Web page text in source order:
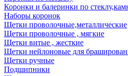
Коронки и балеринки по
Наборы коронок
Щетки проволочные,металлические
Щетки проволочные , мягкие
Щетки витые , жесткие
Щетки нейлоновые для
Щетки ручные
Подшипники